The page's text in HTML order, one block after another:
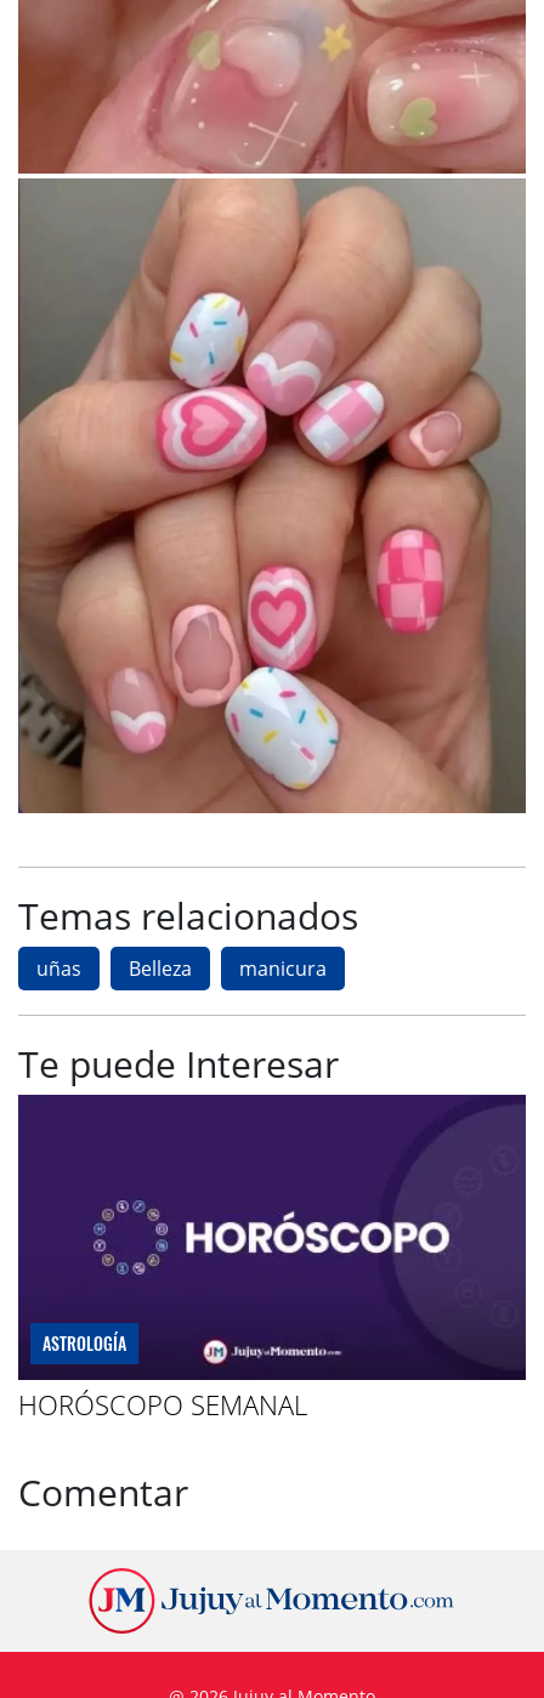
Temas relacionados
uñas Belleza manicura
Te puede Interesar
ASTROLOGÍA
HORÓSCOPO SEMANAL
Comentar